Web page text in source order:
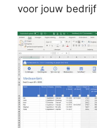
voor jouw